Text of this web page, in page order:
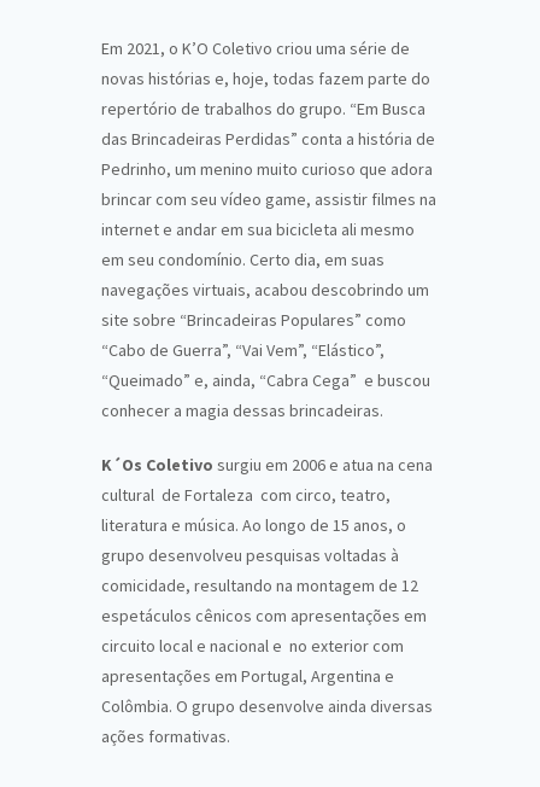
Em 2021, o K’O Coletivo criou uma série de
novas histórias e, hoje, todas fazem parte do
repertório de trabalhos do grupo. “Em Busca
das Brincadeiras Perdidas” conta a história de
Pedrinho, um menino muito curioso que adora
brincar com seu vídeo game, assistir filmes na
internet e andar em sua bicicleta ali mesmo
em seu condomínio. Certo dia, em suas
navegações virtuais, acabou descobrindo um
site sobre “Brincadeiras Populares” como
“Cabo de Guerra”, “Vai Vem”, “Elástico”,
“Queimado” e, ainda, “Cabra Cega” e buscou
conhecer a magia dessas brincadeiras.
K´Os Coletivo surgiu em 2006 e atua na cena
cultural de Fortaleza com circo, teatro,
literatura e música. Ao longo de 15 anos, o
grupo desenvolveu pesquisas voltadas à
comicidade, resultando na montagem de 12
espetáculos cênicos com apresentações em
circuito local e nacional e no exterior com
apresentações em Portugal, Argentina e
Colômbia. O grupo desenvolve ainda diversas
ações formativas.